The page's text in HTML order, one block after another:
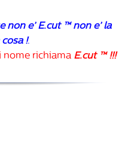
non e’ E.cut ™ non e’ la
!.
nome richiama E.cut ™ !!!